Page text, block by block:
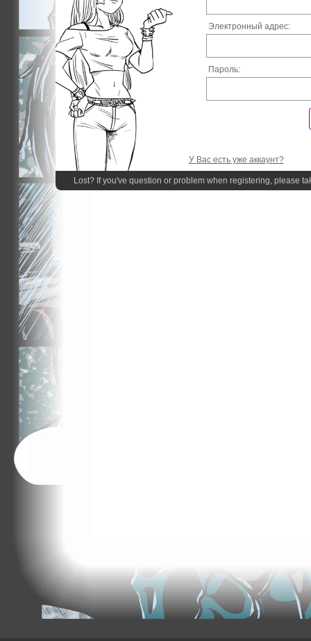
Электронный адрес:
Пароль:
У Вас есть уже аккаунт?
Lost? If you've question or problem when registering, please